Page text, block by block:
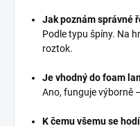
Jak poznám správné
Podle typu špíny. Na
roztok.
Je vhodný do foam
Ano, funguje výborně
K čemu všemu se